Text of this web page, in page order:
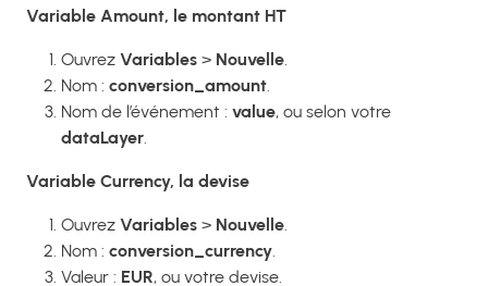
Variable Amount, le montant HT
Ouvrez Variables > Nouvelle.
Nom : conversion_amount.
Nom de l’événement : value, ou selon votre
dataLayer.
Variable Currency, la devise
Ouvrez Variables > Nouvelle.
Nom : conversion_currency.
Valeur : EUR, ou votre devise.